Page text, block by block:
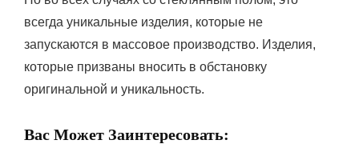
всегда уникальные изделия, которые не
запускаются в массовое производство. Изделия,
которые призваны вносить в обстановку
оригинальной и уникальность.
Вас Может Заинтересовать: